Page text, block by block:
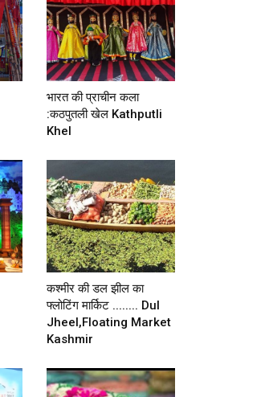
भारत की प्राचीन कला
:कठपुतली खेल Kathputli
Khel
कश्मीर की डल झील का
फ्लोटिंग मार्किट ........ Dul
Jheel,floating Market
Kashmir